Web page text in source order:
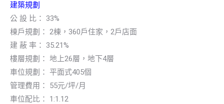
建築規劃
公 設 比： 33%
棟戶規劃： 2棟，360戶住家，2戶店面
建 蔽 率： 35.21%
樓層規劃： 地上26層，地下4層
車位規劃： 平面式405個
管理費用： 55元/坪/月
車位配比： 1:1.12